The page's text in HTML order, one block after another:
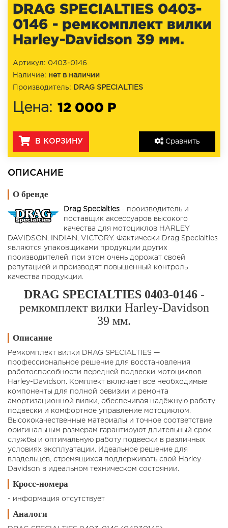
DRAG SPECIALTIES 0403-
0146 - ремкомплект вилки
Harley-Davidson 39 мм.
Сравнить
Артикул: 0403-0146
Наличие: нет в наличии
Производитель:
DRAG SPECIALTIES
Цена: 12 000 Р
В КОРЗИНУ
ОПИСАНИЕ
О бренде
Drag Specialties - производитель и
поставщик аксессуаров высокого
качества для мотоциклов HARLEY
DAVIDSON, INDIAN, VICTORY. Фактически Drag Specialties
являются упаковщиками продукции других
производителей, при этом очень дорожат своей
репутацией и производят повышенный контроль
качества продукции.
DRAG SPECIALTIES 0403-0146-
ремкомплект вилки Harley-Davidson
39 мм.
Описание
Ремкомплект вилки DRAG SPECIALTIES —
профессиональное решение для восстановления
работоспособности передней подвески мотоциклов
Harley-Davidson. Комплект включает все необходимые
компоненты для полной ревизии и ремонта
амортизационной вилки, обеспечивая надёжную работу
подвески и комфортное управление мотоциклом.
Высококачественные материалы и точное соответствие
оригинальным размерам гарантируют длительный срок
службы и оптимальную работу подвески в различных
условиях эксплуатации. Идеальное решение для
владельцев, стремящихся поддерживать свой Harley-
Davidson в идеальном техническом состоянии.
Кросс-номера
- информация отсутствует
Аналоги